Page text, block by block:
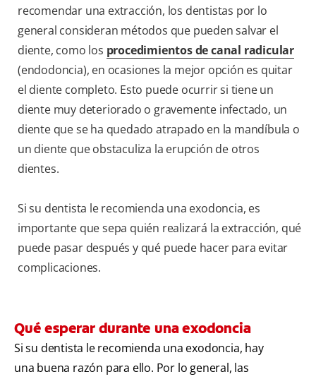
recomendar una extracción, los dentistas por lo
general consideran métodos que pueden salvar el
diente, como los procedimientos de canal radicular
(endodoncia), en ocasiones la mejor opción es quitar
el diente completo. Esto puede ocurrir si tiene un
diente muy deteriorado o gravemente infectado, un
diente que se ha quedado atrapado en la mandíbula o
un diente que obstaculiza la erupción de otros
dientes.
Si su dentista le recomienda una exodoncia, es
importante que sepa quién realizará la extracción, qué
puede pasar después y qué puede hacer para evitar
complicaciones.
Qué esperar durante una exodoncia
Si su dentista le recomienda una exodoncia, hay
una buena razón para ello. Por lo general, las